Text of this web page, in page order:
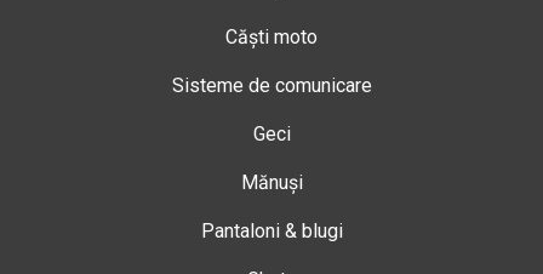
Căști moto
Sisteme de comunicare
Geci
Mănuși
Pantaloni & blugi